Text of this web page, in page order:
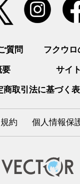
質問 フクウロ
要 サイ
商取引法に基づく
約 個人情報保